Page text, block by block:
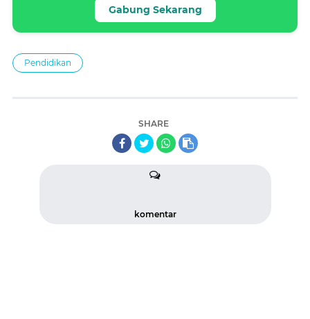
Gabung Sekarang
Pendidikan
SHARE
komentar